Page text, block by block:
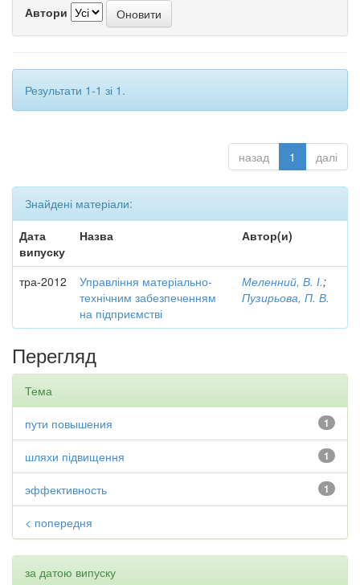
Автори
Результати 1-1 зі 1.
назад 1 далі
Знайдені матеріали:
Дата
випуску
Назва Автор(и)
тра-2012
Управління матеріально-
технічним забезпеченням
на підприємстві
Меленний, В. І.;
Пузирьова, П. В.
Перегляд
Тема
1
пути повышения
1
шляхи підвищення
1
эффективность
< попередня
за датою випуску